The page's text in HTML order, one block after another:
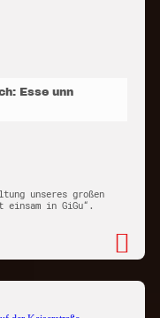
Esse unn
unseres großen
einsam in GiGu“.